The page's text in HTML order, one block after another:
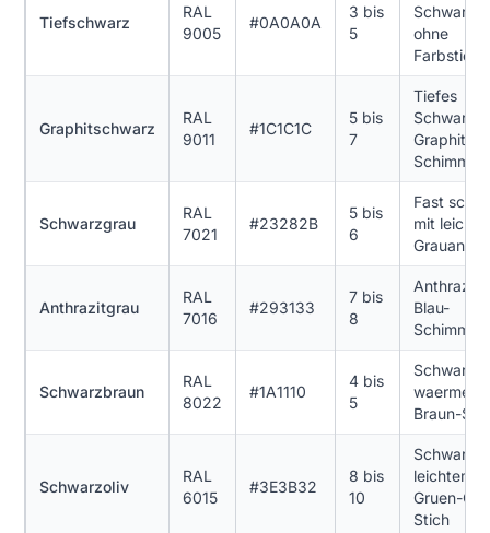
Tiefschwarz
RAL
9005
#0A0A0A
3 bis
5
Schwarz,
ohne
Farbstich
Graphitschwarz
RAL
9011
#1C1C1C
5 bis
7
Tiefes
Schwarz
Graphit-
Schimmer
Schwarzgrau
RAL
7021
#23282B
5 bis
6
Fast
mit
Grauanteil
Anthrazitgrau
RAL
7016
#293133
7 bis
8
Anthrazit
Blau-
Schimmer
Schwarzbraun
RAL
8022
#1A1110
4 bis
5
Schwarz
Braun-
Schwarzoliv
RAL
6015
#3E3B32
8 bis
10
Schwarz
leichtem
Gruen-
Stich